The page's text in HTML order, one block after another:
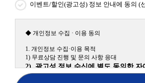
이벤트/할인(광고성) 정보 안내에 동의 (
◆ 개인정보 수집 · 이용 동의
1. 개인정보 수집·이용 목적
1) 무료상담 진행 및 문의 사항 응대
2) 광고성 정보 수신에 별도 동의한
원격평생교육원을 비롯한 해커스 교육